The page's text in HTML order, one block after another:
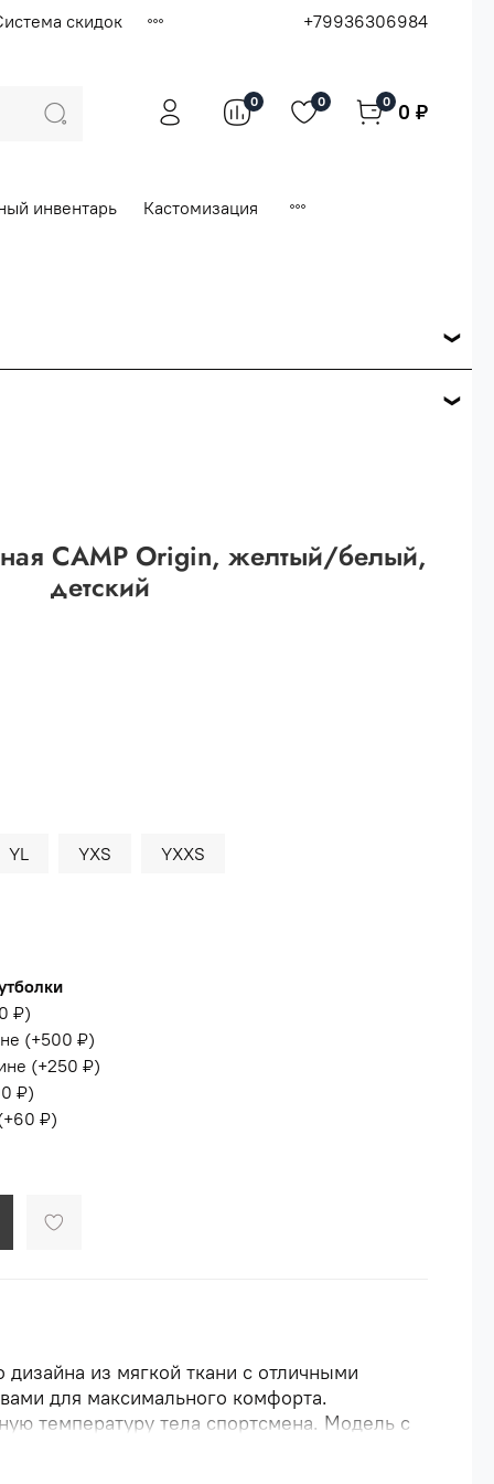
скидок +79936306984
0 0 0 0 ₽
инвентарь
Кастомизация
CAMP Origin, желтый/белый,
детский
YL YXS YXXS
₽)
(+500 ₽)
(+250 ₽)
₽)
60 ₽)
дизайна из мягкой ткани с отличными
для максимального комфорта.
температуру тела спортсмена. Модель с
Изделие не линяет и не
стирается, быстро высыхает и сохраняет в